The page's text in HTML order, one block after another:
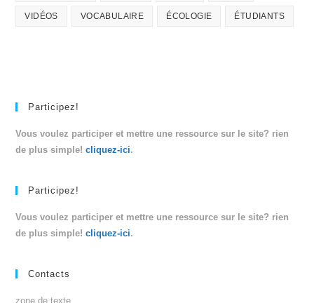
VIDÉOS VOCABULAIRE ÉCOLOGIE ÉTUDIANTS
Participez!
Vous voulez participer et mettre une ressource sur le site? rien
de plus simple!cliquez-ici.
Participez!
Vous voulez participer et mettre une ressource sur le site? rien
de plus simple!cliquez-ici.
Contacts
zone de texte